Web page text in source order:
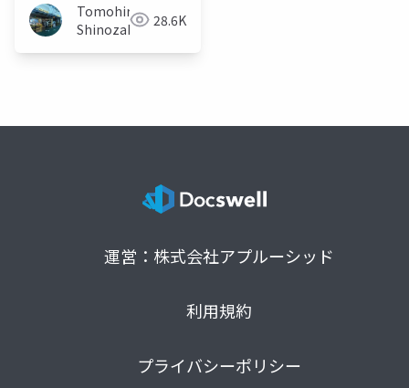
Tomohiro
Shinozaki
28.6K
運営：株式会社アプルーシッド
利用規約
プライバシーポリシー